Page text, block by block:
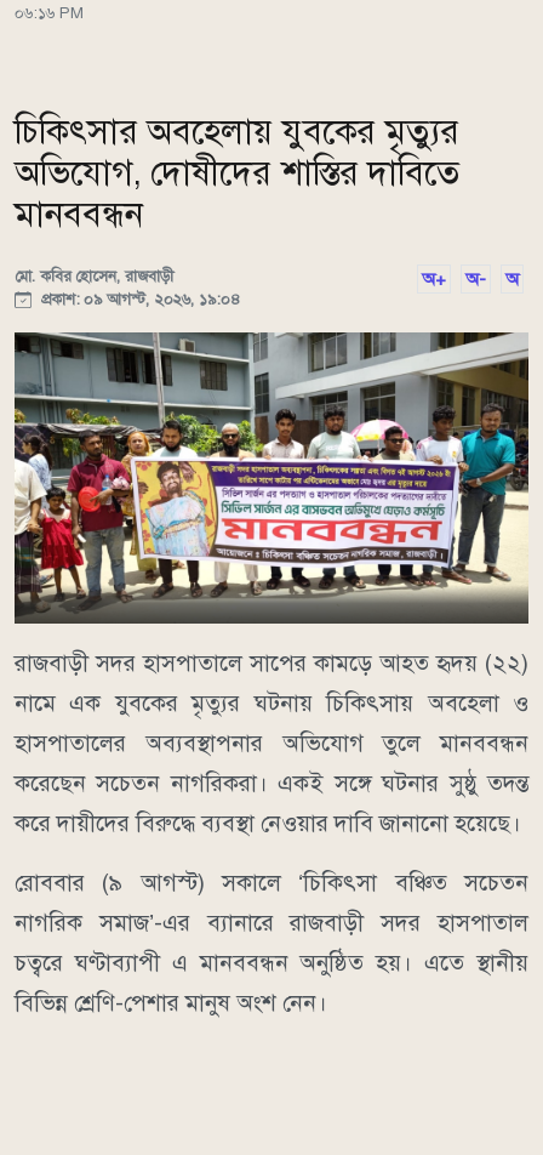
০৬:১৬ PM
চিকিৎসার অবহেলায় যুবকের মৃত্যুর
অভিযোগ, দোষীদের শাস্তির দাবিতে
মানববন্ধন
মো. কবির হোসেন, রাজবাড়ী
প্রকাশ: ০৯ আগস্ট, ২০২৬, ১৯:০৪
অ+ অ- অ
রাজবাড়ী সদর হাসপাতালে সাপের কামড়ে আহত হৃদয় (২২)
নামে এক যুবকের মৃত্যুর ঘটনায় চিকিৎসায় অবহেলা ও
হাসপাতালের অব্যবস্থাপনার অভিযোগ তুলে মানববন্ধন
করেছেন সচেতন নাগরিকরা। একই সঙ্গে ঘটনার সুষ্ঠু তদন্ত
করে দায়ীদের বিরুদ্ধে ব্যবস্থা নেওয়ার দাবি জানানো হয়েছে।
রোববার (৯ আগস্ট) সকালে ‘চিকিৎসা বঞ্চিত সচেতন
নাগরিক সমাজ’-এর ব্যানারে রাজবাড়ী সদর হাসপাতাল
চত্বরে ঘণ্টাব্যাপী এ মানববন্ধন অনুষ্ঠিত হয়। এতে স্থানীয়
বিভিন্ন শ্রেণি-পেশার মানুষ অংশ নেন।